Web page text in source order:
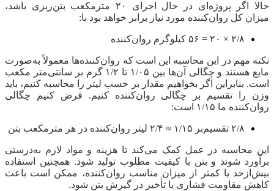
حالا اگر پروژه‌ای در حال اجرای ۲۰ مترمکعب بتن‌ریزی باشد،
میزان کل روان‌کننده مورد نیاز برابر خواهد بود با:
۲/۸ × ۲۰ = ۵۶ کیلوگرم روان‌کننده
نکته مهم در این محاسبه این است که روان‌کننده‌ها معمولاً به‌صورت
مایع هستند و چگالی آن‌ها بین ۱/۰۵ تا ۱/۲ گرم بر سانتی‌متر مکعب
است. بنابراین اگر بخواهیم مقدار بر حسب لیتر را محاسبه کنیم، باید
وزن را تقسیم بر چگالی روان‌کننده کنیم. فرض کنیم چگالی
روان‌کننده ما ۱/۱۵ است:
۲/۸ تقسیم‌بر ۱/۱۵ ≈ ۲/۴ لیتر روان‌کننده در هر مترمکعب بتن
این محاسبه در عمل کمک می‌کند تا هزینه و مواد لازم به‌درستی
برآورد شوند و بتن با کیفیت مطلوب تولید شود. همچنین استفاده
بیش‌ازحد یا کمتر از میزان مناسب روان‌کننده، ممکن است باعث
کاهش مقاومت فشاری یا تأخیر در گیرش بتن شود.